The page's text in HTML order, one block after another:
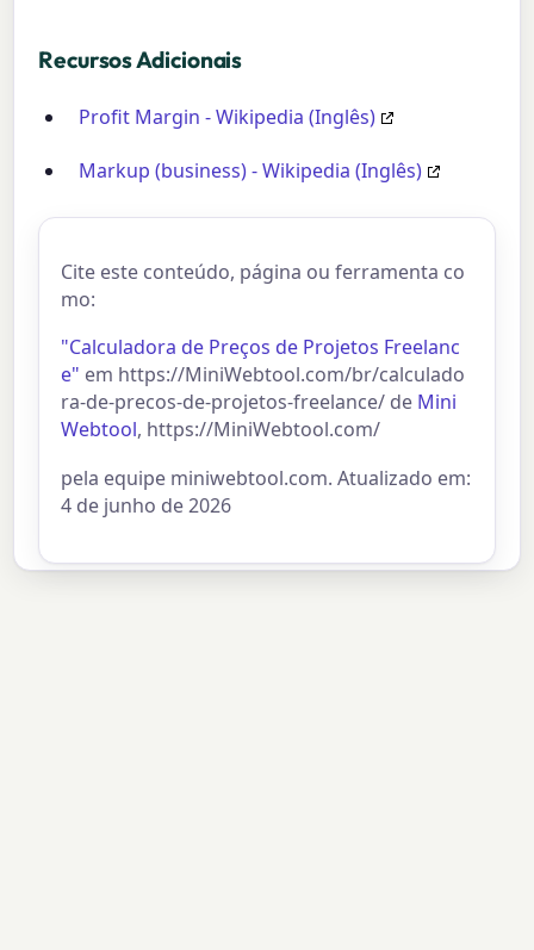
Recursos Adicionais
Profit Margin - Wikipedia (Inglês)
Markup (business) - Wikipedia (Inglês)
Cite este conteúdo, página ou ferramenta co
mo:
"Calculadora de Preços de Projetos Freelanc
e" em https://MiniWebtool.com/br/calculado
ra-de-precos-de-projetos-freelance/ de Mini
Webtool, https://MiniWebtool.com/
pela equipe miniwebtool.com. Atualizado em:
4 de junho de 2026